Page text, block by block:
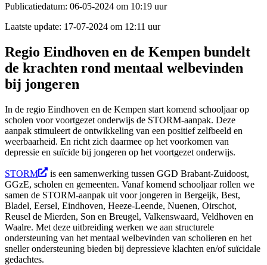
Publicatiedatum: 06-05-2024 om 10:19 uur
Laatste update: 17-07-2024 om 12:11 uur
Regio Eindhoven en de Kempen bundelt
de krachten rond mentaal welbevinden
bij jongeren
In de regio Eindhoven en de Kempen start komend schooljaar op
scholen voor voortgezet onderwijs de STORM-aanpak. Deze
aanpak stimuleert de ontwikkeling van een positief zelfbeeld en
weerbaarheid. En richt zich daarmee op het voorkomen van
depressie en suïcide bij jongeren op het voortgezet onderwijs.
STORM
is een samenwerking tussen GGD Brabant-Zuidoost,
GGzE, scholen en gemeenten. Vanaf komend schooljaar rollen we
samen de STORM-aanpak uit voor jongeren in Bergeijk, Best,
Bladel, Eersel, Eindhoven, Heeze-Leende, Nuenen, Oirschot,
Reusel de Mierden, Son en Breugel, Valkenswaard, Veldhoven en
Waalre. Met deze uitbreiding werken we aan structurele
ondersteuning van het mentaal welbevinden van scholieren en het
sneller ondersteuning bieden bij depressieve klachten en/of suïcidale
gedachtes.